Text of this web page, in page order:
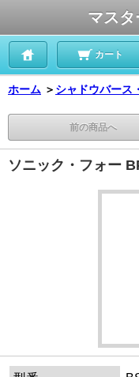
マス
カート
ホーム ＞ シャドウバース
前の商品へ
ソニック・フォー